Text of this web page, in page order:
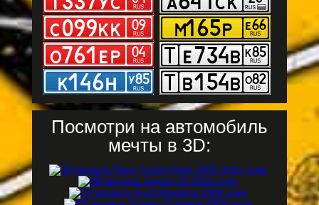
Посмотри на автомобиль
мечты в 3D: